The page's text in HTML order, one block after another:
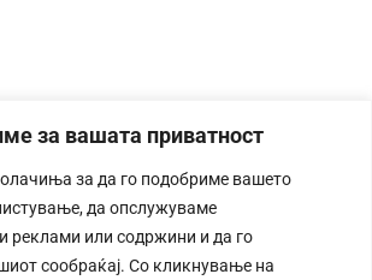
за вашата приватност
за да го подобриме вашето
да опслужуваме
реклами или содржини и да го
сообраќај. Со кликнување на